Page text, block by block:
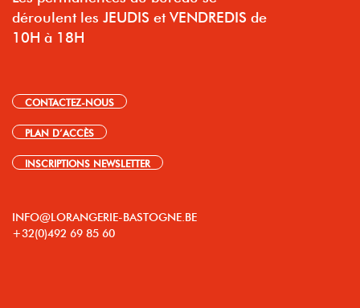
déroulent les JEUDIS et VENDREDIS de
10H à 18H
CONTACTEZ-NOUS
PLAN D’ACCÈS
INSCRIPTIONS NEWSLETTER
INFO@LORANGERIE-BASTOGNE.BE
+32(0)492 69 85 60